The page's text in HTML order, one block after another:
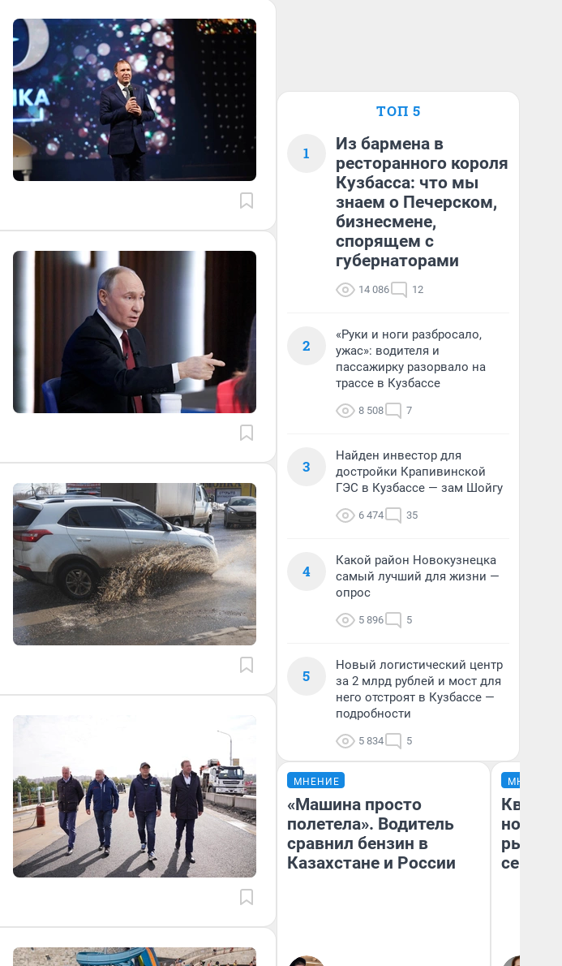
ТОП 5
1
Из бармена в
ресторанного короля
Кузбасса: что мы
знаем о Печерском,
бизнесмене,
спорящем с
губернаторами
14 086 12
2
«Руки и ноги разбросало,
ужас»: водителя и
пассажирку разорвало на
трассе в Кузбассе
8 508 7
3
Найден инвестор для
достройки Крапивинской
ГЭС в Кузбассе — зам Шойгу
6 474 35
4
Какой район Новокузнецка
самый лучший для жизни —
опрос
5 896 5
5
Новый логистический центр
за 2 млрд рублей и мост для
него отстроят в Кузбассе —
подробности
5 834 5
МНЕНИЕ
«Машина просто
полетела». Водитель
сравнил бензин в
Казахстане и России
МНЕНИЕ
но
рынок